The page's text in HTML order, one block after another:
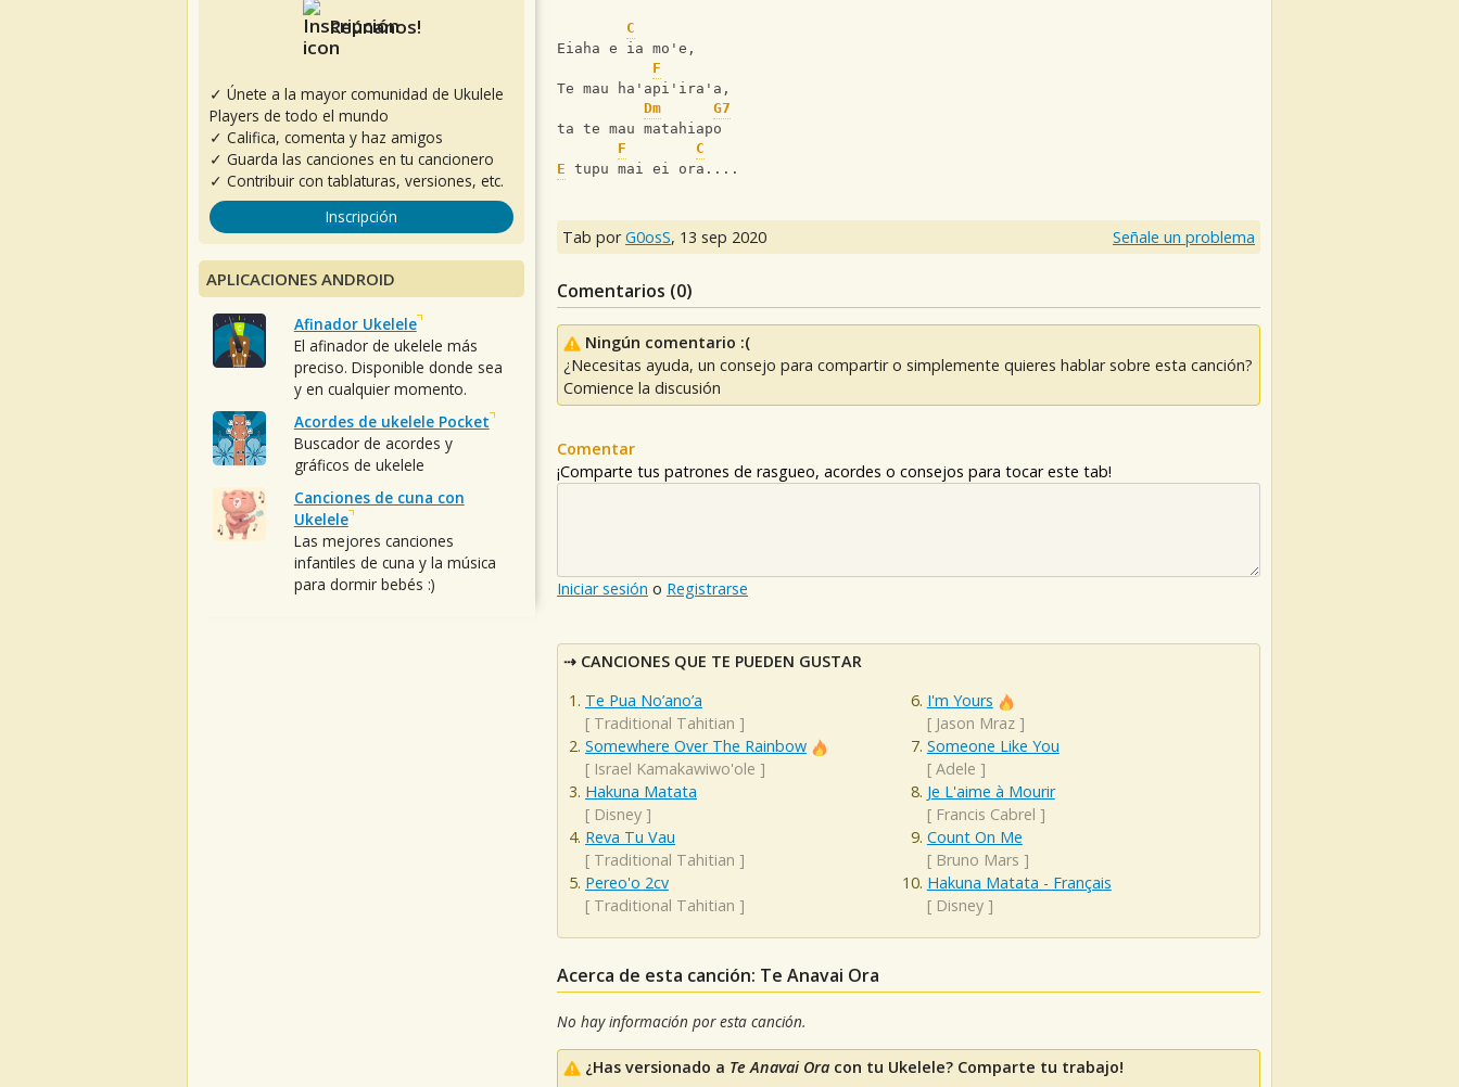
C
Eiaha e ia mo'e,
F
Te mau ha'api'ira'a,
Dm
G7
ta te mau matahiapo
F
C
E tupu mai ei ora....
Tab porG0osS, 13 sep 2020 Señale un problema
Comentarios (0)
Ningún comentario :(
¿Necesitas ayuda, un consejo para compartir o simplemente quieres hablar sobre esta canción?
Comience la discusión
Comentar
¡Comparte tus patrones de rasgueo, acordes o consejos para tocar este tab!
Iniciar sesión o Registrarse
CANCIONES QUE TE PUEDEN GUSTAR
Te Pua No’ano’a
[ Traditional Tahitian ]
Somewhere Over The Rainbow
[ Israel Kamakawiwo'ole ]
Hakuna Matata
[ Disney ]
Reva Tu Vau
[ Traditional Tahitian ]
Pereo'o 2cv
[ Traditional Tahitian ]
I'm Yours
[ Jason Mraz]
Someone Like You
[ Adele ]
Je L'aime à Mourir
[ Francis Cabrel ]
Count On Me
[ Bruno Mars ]
Hakuna Matata - Français
[ Disney]
Acerca de esta canción: Te Anavai Ora
No hay información por esta canción.
¿Has versionado a Te Anavai Ora con tu Ukelele? Comparte tu trabajo!
Reúnanos!
✓ Únete a la mayor comunidad de Ukulele
Players de todo el mundo
✓ Califica, comenta y haz amigos
✓ Guarda las canciones en tu cancionero
✓ Contribuir con tablaturas, versiones, etc.
Inscripción
APLICACIONES ANDROID
Afinador Ukelele
El afinador de ukelele más
preciso. Disponible donde sea
y en cualquier momento.
Acordes de ukelele Pocket
Buscador de acordes y
gráficos de ukelele
Canciones de cuna con
Ukelele
Las mejores canciones
infantiles de cuna y la música
para dormir bebés :)